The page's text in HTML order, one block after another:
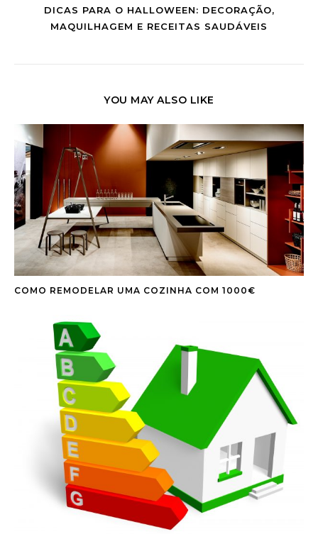
DICAS PARA O HALLOWEEN: DECORAÇÃO,
MAQUILHAGEM E RECEITAS SAUDÁVEIS
YOU MAY ALSO LIKE
COMO REMODELAR UMA COZINHA COM 1000€